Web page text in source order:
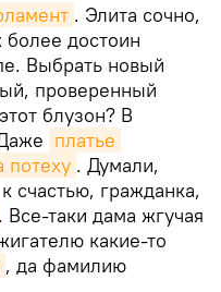
. Элита сочно,
достоин
Выбрать новый
проверенный
блузон? В
платье
потеху . Думали,
счастью, гражданка,
. Все-таки дама жгучая
какие-то
, да фамилию